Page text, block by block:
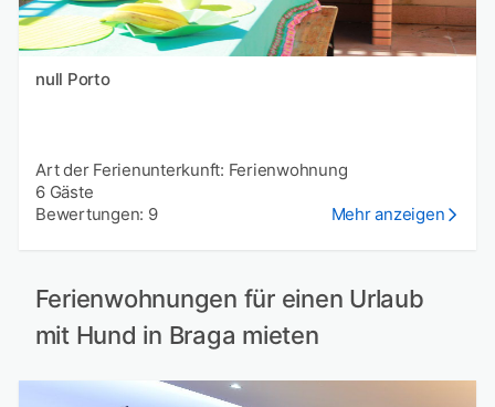
null Porto
Art der Ferienunterkunft: Ferienwohnung
6 Gäste
Bewertungen: 9
Mehr anzeigen
Ferienwohnungen für einen Urlaub
mit Hund in Braga mieten